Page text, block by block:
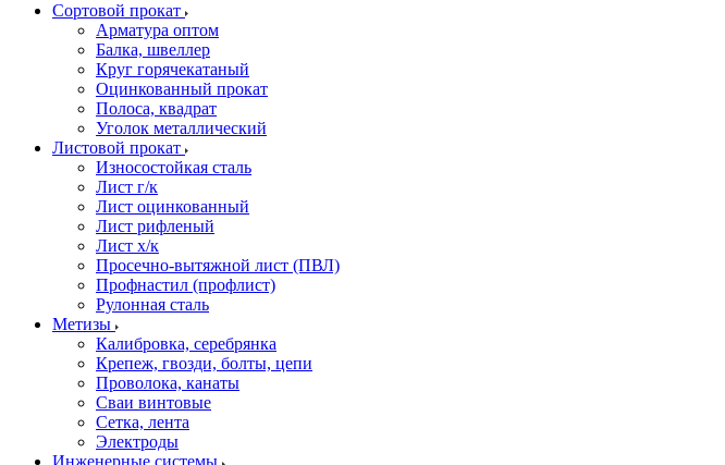
Сортовой прокат
Арматура оптом
Балка, швеллер
Круг горячекатаный
Оцинкованный прокат
Полоса, квадрат
Уголок металлический
Листовой прокат
Износостойкая сталь
Лист г/к
Лист оцинкованный
Лист рифленый
Лист х/к
Просечно-вытяжной лист (ПВЛ)
Профнастил (профлист)
Рулонная сталь
Метизы
Калибровка, серебрянка
Крепеж, гвозди, болты, цепи
Проволока, канаты
Сваи винтовые
Сетка, лента
Электроды
Инженерные системы